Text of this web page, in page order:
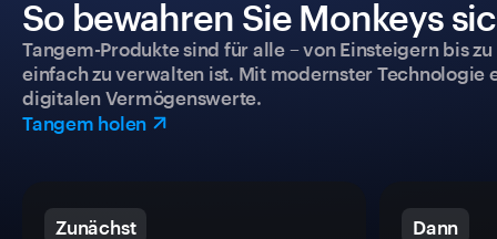
So bewahren Sie Monkeys
Tangem-Produkte sind für alle – von Einsteigern bis
einfach zu verwalten ist. Mit modernster
digitalen Vermögenswerte.
Tangem holen
Zunächst Dann